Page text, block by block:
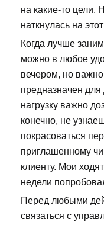
на какие-то цели.
наткнулась на
Когда лучше
можно в любое
вечером, но
предназначен
нагрузку важно
конечно, не
покрасоваться
приглашенному
клиенту. Мои
недели
Перед любыми
связаться с